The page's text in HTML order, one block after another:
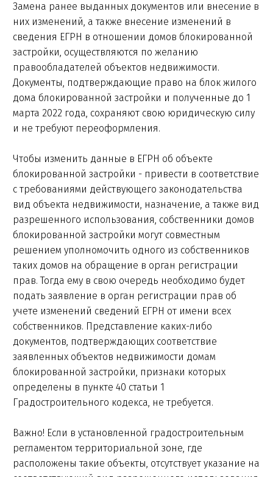
Замена ранее выданных документов или внесение в
них изменений, а также внесение изменений в
сведения ЕГРН в отношении домов блокированной
застройки, осуществляются по желанию
правообладателей объектов недвижимости.
Документы, подтверждающие право на блок жилого
дома блокированной застройки и полученные до 1
марта 2022 года, сохраняют свою юридическую силу
и не требуют переоформления.
Чтобы изменить данные в ЕГРН об объекте
блокированной застройки - привести в соответствие
с требованиями действующего законодательства
вид объекта недвижимости, назначение, а также вид
разрешенного использования, собственники домов
блокированной застройки могут совместным
решением уполномочить одного из собственников
таких домов на обращение в орган регистрации
прав. Тогда ему в свою очередь необходимо будет
подать заявление в орган регистрации прав об
учете изменений сведений ЕГРН от имени всех
собственников. Представление каких-либо
документов, подтверждающих соответствие
заявленных объектов недвижимости домам
блокированной застройки, признаки которых
определены в пункте 40 статьи 1
Градостроительного кодекса, не требуется.
Важно! Если в установленной градостроительным
регламентом территориальной зоне, где
расположены такие объекты, отсутствует указание на